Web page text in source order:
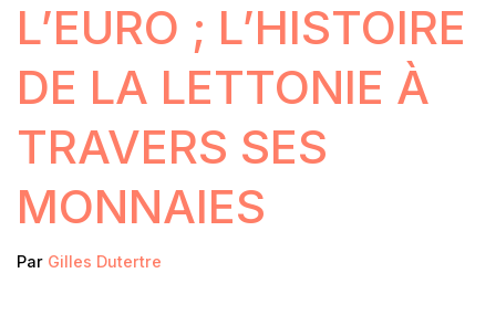
L’EURO ; L’HISTOIRE
DE LA LETTONIE À
TRAVERS SES
MONNAIES
Par Gilles Dutertre